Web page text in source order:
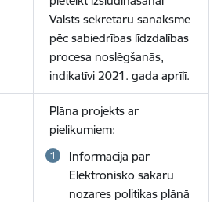
Valsts sekretāru sanāksmē
pēc sabiedrības līdzdalības
procesa noslēgšanās,
indikatīvi 2021. gada aprīlī.
Plāna projekts ar
pielikumiem:
Informācija par
Elektronisko sakaru
nozares politikas plānā